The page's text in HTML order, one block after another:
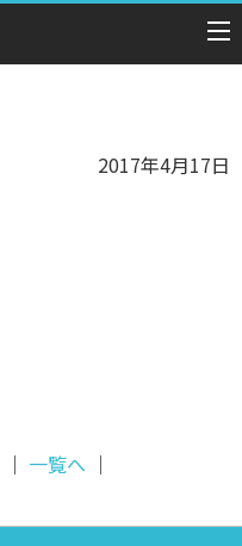
2017年4月17日
｜ 一覧へ ｜